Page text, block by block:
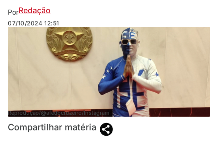
PorRedação
07/10/2024 12:51
Reprodução/@afedocruzeiro/Instagram
Compartilhar matéria